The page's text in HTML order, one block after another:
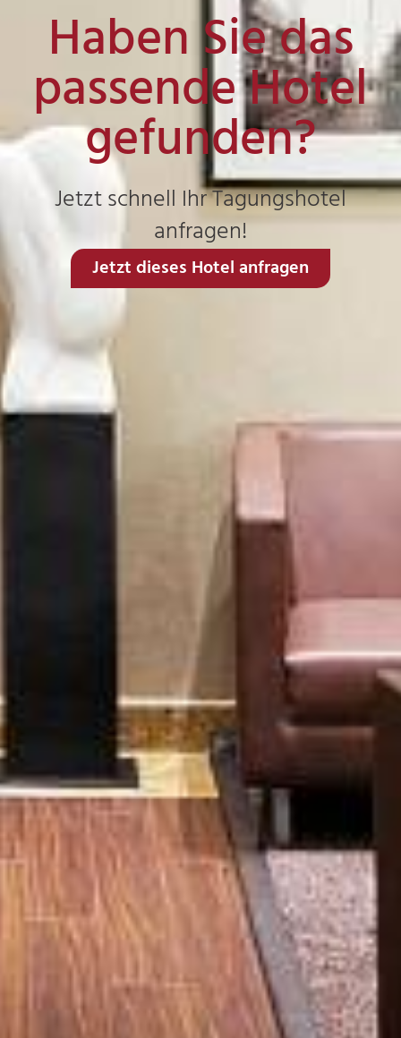
Haben Sie das
passende Hotel
gefunden?
Jetzt schnell Ihr Tagungshotel
anfragen!
Jetzt dieses Hotel anfragen